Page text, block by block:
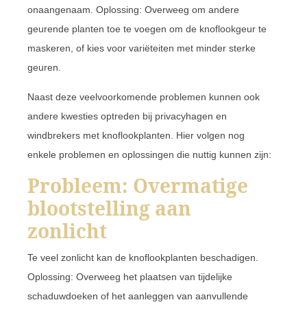
onaangenaam. Oplossing: Overweeg om andere
geurende planten toe te voegen om de knoflookgeur te
maskeren, of kies voor variëteiten met minder sterke
geuren.
Naast deze veelvoorkomende problemen kunnen ook
andere kwesties optreden bij privacyhagen en
windbrekers met knoflookplanten. Hier volgen nog
enkele problemen en oplossingen die nuttig kunnen zijn:
Probleem: Overmatige
blootstelling aan
zonlicht
Te veel zonlicht kan de knoflookplanten beschadigen.
Oplossing: Overweeg het plaatsen van tijdelijke
schaduwdoeken of het aanleggen van aanvullende